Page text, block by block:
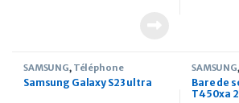
SAMSUNG, Téléphone
Samsung Galaxy S23 ultra
SAMSUNG,
Bare de
T450xa